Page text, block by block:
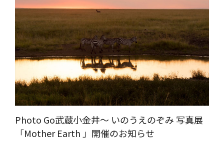
Photo Go武蔵小金井～ いのうえのぞみ 写真展
「Mother Earth 」開催のお知らせ